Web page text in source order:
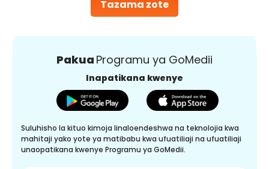
Tazama zote
Pakua Programu ya GoMedii
Inapatikana kwenye
Suluhisho la kituo kimoja linaloendeshwa na teknolojia kwa
mahitaji yako yote ya matibabu kwa ufuatiliaji na ufuatiliaji
unaopatikana kwenye Programu ya GoMedii.